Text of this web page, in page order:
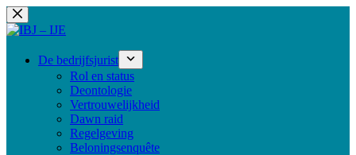
Ga
naar
inhoudDe bedrijfsjurist
Rol en status
Deontologie
Vertrouwelijkheid
Dawn raid
Regelgeving
Beloningsenquête